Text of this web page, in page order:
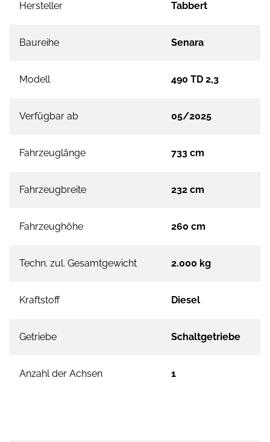
Hersteller Tabbert
Baureihe Senara
Modell 490 TD 2,3
Verfügbar ab 05/2025
Fahrzeuglänge 733 cm
Fahrzeugbreite 232 cm
Fahrzeughöhe 260 cm
Techn. zul. Gesamtgewicht 2.000 kg
Kraftstoff Diesel
Getriebe Schaltgetriebe
Anzahl der Achsen 1